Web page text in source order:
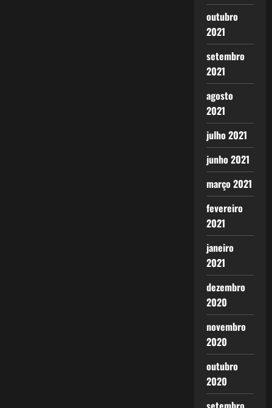
outubro
2021
setembro
2021
agosto
2021
julho 2021
junho 2021
março 2021
fevereiro
2021
janeiro
2021
dezembro
2020
novembro
2020
outubro
2020